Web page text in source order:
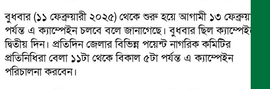
বুধবার (১১ ফেব্রুয়ারী ২০২৫) থেকে শুরু হয়ে আগামী ১৩ ফেব্রুয়ারী
পর্যন্ত এ ক্যাম্পেইন চলবে বলে জানাগেছে। বুধবার ছিল ক্যাম্পেইনের
দ্বিতীয় দিন। প্রতিদিন জেলার বিভিন্ন পয়েন্ট নাগরিক কমিটির
প্রতিনিধিরা বেলা ১১টা থেকে বিকাল ৫টা পর্যন্ত এ ক্যাম্পেইন
পরিচালনা করবেন।